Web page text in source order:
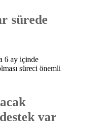
sürede
6 ay içinde
süreci önemli
var